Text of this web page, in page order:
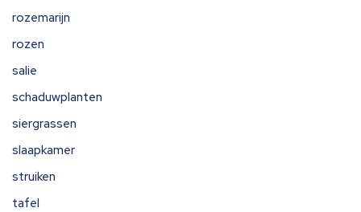
rozemarijn
rozen
salie
schaduwplanten
siergrassen
slaapkamer
struiken
tafel